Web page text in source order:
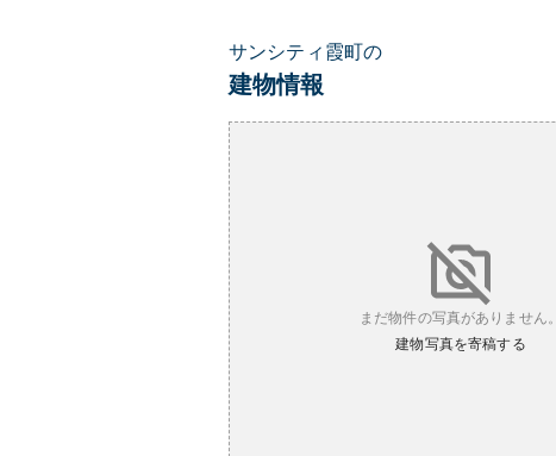
サンシティ霞町の
建物情報
まだ物件の写真がありません。
建物写真を寄稿する